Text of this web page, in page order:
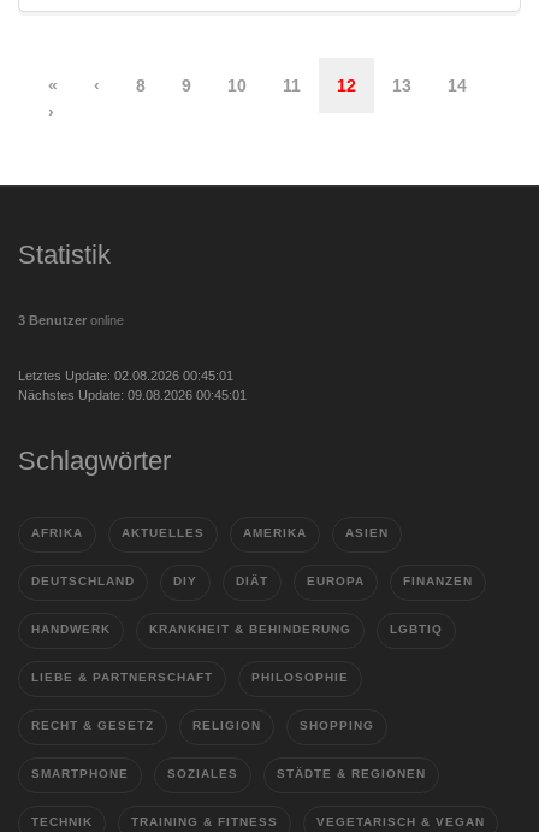
« ‹ 8 9 10 11 12 13
14
›
Statistik
3 Benutzer online
Letztes Update: 02.08.2026 00:45:01
Nächstes Update: 09.08.2026 00:45:01
Schlagwörter
AFRIKA AKTUELLES AMERIKA ASIEN
DEUTSCHLAND DIY DIÄT EUROPA FINANZEN
HANDWERK KRANKHEIT & BEHINDERUNG LGBTIQ
LIEBE & PARTNERSCHAFT PHILOSOPHIE
RECHT & GESETZ RELIGION SHOPPING
SMARTPHONE SOZIALES STÄDTE & REGIONEN
TECHNIK TRAINING & FITNESS VEGETARISCH & VEGAN